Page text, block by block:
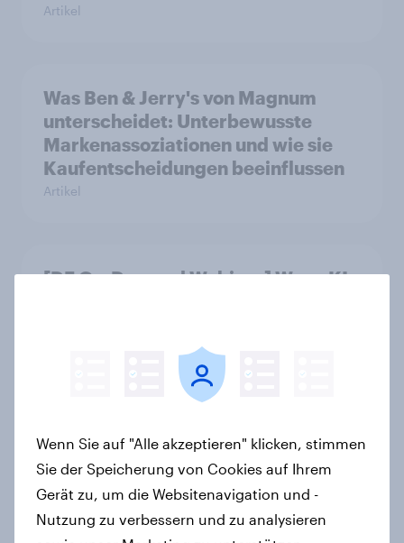
Artikel
Was Ben & Jerry's von Magnum
unterscheidet: Unterbewusste
Markenassoziationen und wie sie
Kaufentscheidungen beeinflussen
Artikel
[DE On-Demand Webinar] Wenn KI
verkäufliches Melatonin dominiert,
doch digitale Produkte bieten
Wachstumspotenzial
Artikel
Wenn Sie auf "Alle akzeptieren" klicken, stimmen
Sie der Speicherung von Cookies auf Ihrem
Gerät zu, um die Websitenavigation und -
Nutzung zu verbessern und zu analysieren